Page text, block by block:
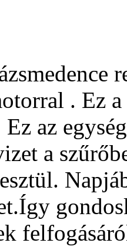
. Ez
az
a